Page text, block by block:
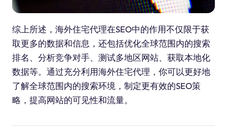
综上所述，海外住宅代理在SEO中的作用不仅限于获
取更多的数据和信息，还包括优化全球范围内的搜索
排名、分析竞争对手、测试多地区网站、获取本地化
数据等。通过充分利用海外住宅代理，你可以更好地
了解全球范围内的搜索环境，制定更有效的SEO策
略，提高网站的可见性和流量。